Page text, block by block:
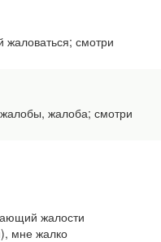
смотри
жалоба; смотри
жалости
мне жалко